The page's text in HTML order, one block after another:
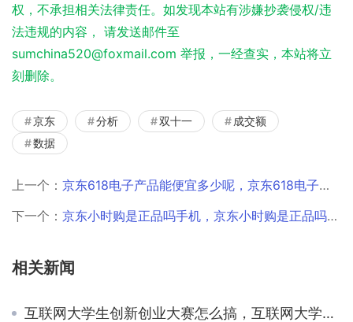
权，不承担相关法律责任。如发现本站有涉嫌抄袭侵权/违
法违规的内容， 请发送邮件至
sumchina520@foxmail.com 举报，一经查实，本站将立
刻删除。
京东 分析 双十一
成交额
数据
上一个： 京东618电子产品能便宜多少呢，京东618电子产品会便宜吗？
下一个： 京东小时购是正品吗手机，京东小时购是正品吗有售后嘛？
相关新闻
互联网大学生创新创业大赛怎么搞，互联网大学生创新创业大赛怎么弄？